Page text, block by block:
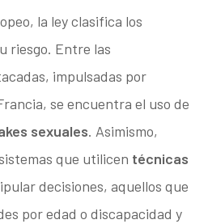
la ley clasifica los
riesgo. Entre las
impulsadas por
se encuentra el uso de
sexuales. Asimismo,
que utilicen técnicas
decisiones, aquellos que
por edad o discapacidad y